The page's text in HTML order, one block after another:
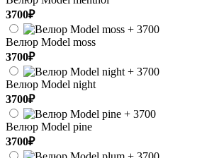
3700₽
Велюр Model moss
3700₽
Велюр Model night
3700₽
Велюр Model pine
3700₽